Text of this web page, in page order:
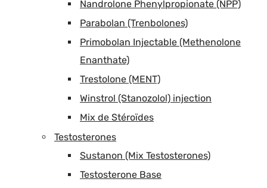
Nandrolone Phenylpropionate (NPP)
Parabolan (Trenbolones)
Primobolan Injectable (Methenolone
Enanthate)
Trestolone (MENT)
Winstrol (Stanozolol) injection
Mix de Stéroïdes
Testosterones
Sustanon (Mix Testosterones)
Testosterone Base